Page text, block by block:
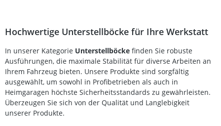
Bereich von 268–418 mm Massive Stahlkonstruktion mit 4
Stützbeinen Sattel mit rutschhemmender Gummiauflage
Paar Unterstellböcke (BGS) mit Gummiauflage
Hochwertige Unterstellböcke für Ihre Werkstatt
In unserer Kategorie Unterstellböcke finden Sie robuste
Ausführungen, die maximale Stabilität für diverse Arbeiten an
Ihrem Fahrzeug bieten. Unsere Produkte sind sorgfältig
ausgewählt, um sowohl in Profibetrieben als auch in
Heimgaragen höchste Sicherheitsstandards zu gewährleisten.
Überzeugen Sie sich von der Qualität und Langlebigkeit
unserer Produkte.